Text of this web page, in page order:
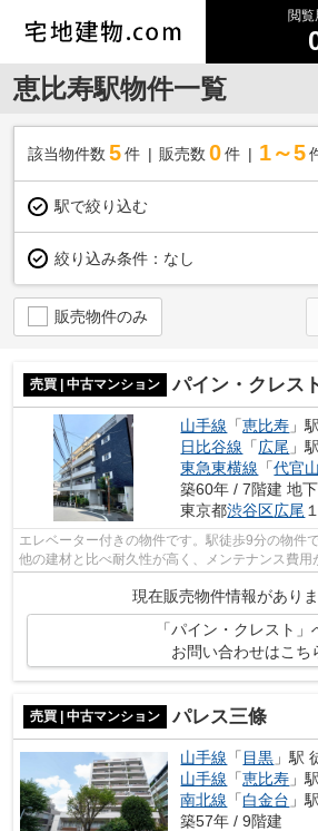
閲覧
恵比寿駅物件一覧
該当物件数 5件 販売数 0 件 1～5
駅で絞り込む
絞り込み条件： なし
販売物件のみ
売買 | 中古マンション パイン・クレス
山手線 「恵比寿 」
日比谷線 「広尾 」
東急東横線 「代官山
築60年 / 7階建 地
東京都渋谷区広尾
エレベーター付きの物件です。駅徒歩9分の物件
他の建材と比べ耐久性が高く、メンテナンス費用
現在販売物件情報がありま
「パイン・クレスト」
お問い合わせはこち
売買 | 中古マンション パレス三條
山手線 「目黒 」駅
山手線 「恵比寿 」
南北線 「白金台 」
築57年 / 9階建